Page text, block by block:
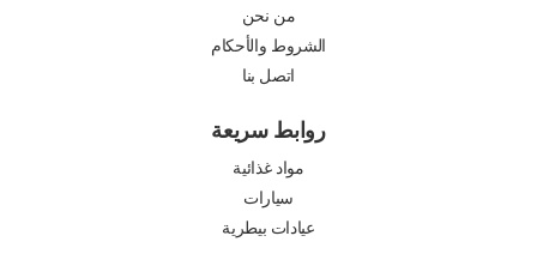
من نحن
الشروط والأحكام
اتصل بنا
روابط سريعة
مواد غذائية
سيارات
عيادات بيطرية